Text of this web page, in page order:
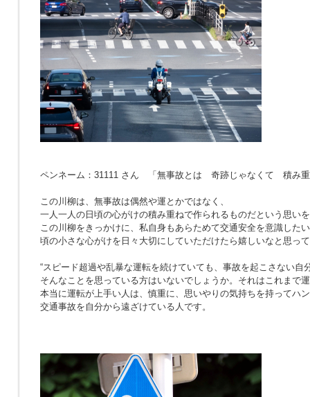
ペンネーム：31111 さん 「無事故とは 奇跡じゃなくて 積み
この川柳は、無事故は偶然や運とかではなく、
一人一人の日頃の心がけの積み重ねで作られるものだという思い
この川柳をきっかけに、私自身もあらためて交通安全を意識した
頃の小さな心がけを日々大切にしていただけたら嬉しいなと思っ
“スピード超過や乱暴な運転を続けていても、事故を起こさない自
そんなことを思っている方はいないでしょうか。それはこれまで
本当に運転が上手い人は、慎重に、思いやりの気持ちを持ってハ
交通事故を自分から遠ざけている人です。